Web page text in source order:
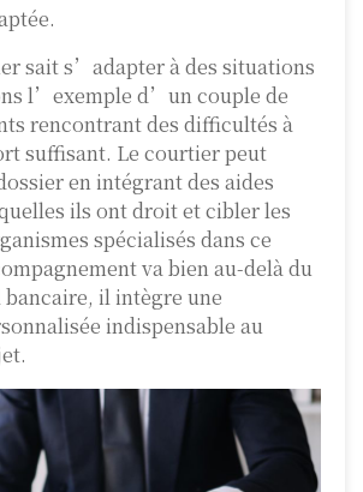
sait s’adapter à des situations
l’exemple d’un couple de
rencontrant des difficultés à
suffisant. Le courtier peut
en intégrant des aides
ils ont droit et cibler les
spécialisés dans ce
va bien au-delà du
il intègre une
indispensable au